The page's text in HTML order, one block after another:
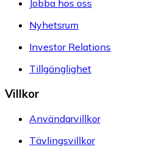
Jobba hos oss
Nyhetsrum
Investor Relations
Tillgänglighet
Villkor
Användarvillkor
Tävlingsvillkor